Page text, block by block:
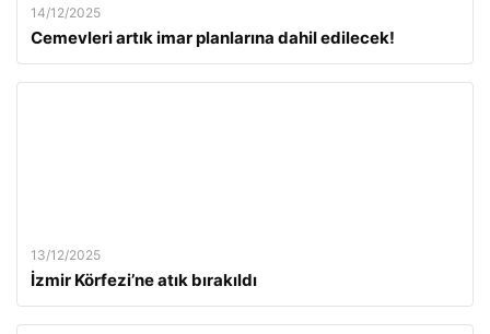
14/12/2025
Cemevleri artık imar planlarına dahil edilecek!
13/12/2025
İzmir Körfezi’ne atık bırakıldı